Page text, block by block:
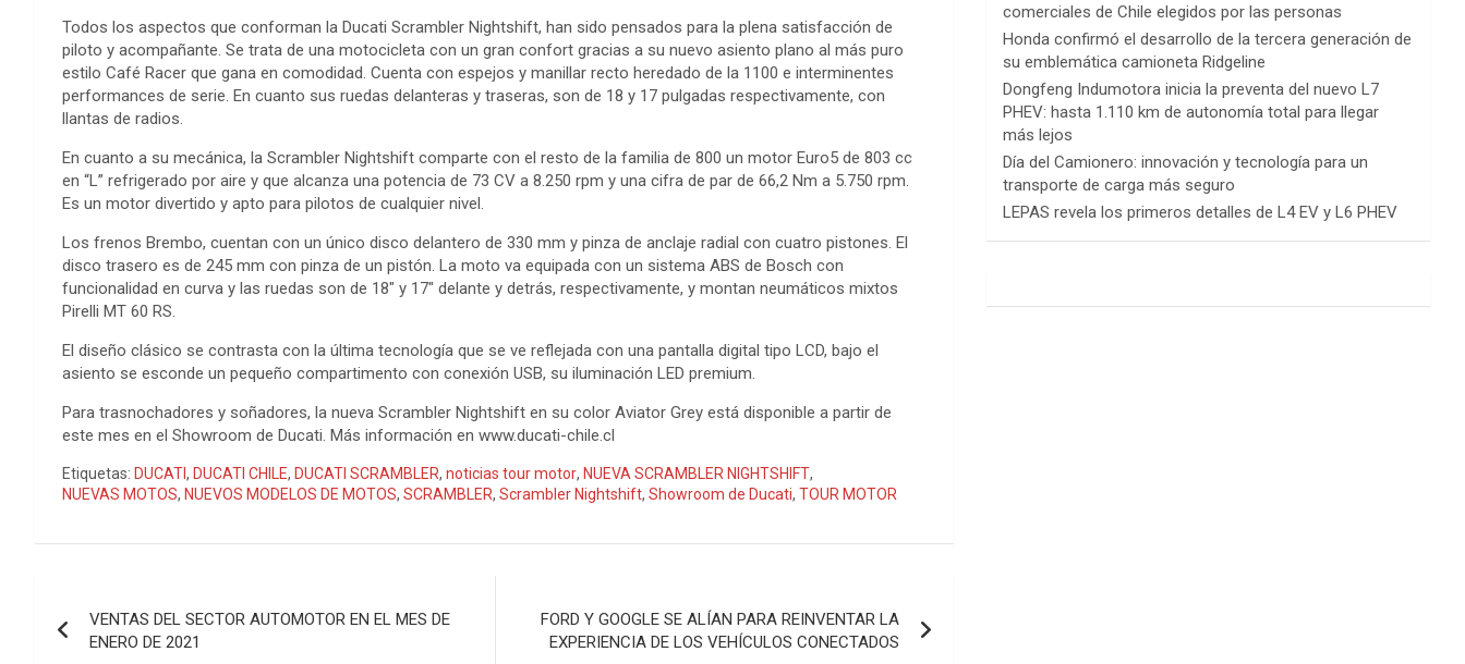
Todos los aspectos que conforman la Ducati Scrambler Nightshift, han sido pensados para la plena satisfacción de
piloto y acompañante. Se trata de una motocicleta con un gran confort gracias a su nuevo asiento plano al más puro
estilo Café Racer que gana en comodidad. Cuenta con espejos y manillar recto heredado de la 1100 e interminentes
performances de serie. En cuanto sus ruedas delanteras y traseras, son de 18 y 17 pulgadas respectivamente, con
llantas de radios.
En cuanto a su mecánica, la Scrambler Nightshift comparte con el resto de la familia de 800 un motor Euro5 de 803 cc
en “L” refrigerado por aire y que alcanza una potencia de 73 CV a 8.250 rpm y una cifra de par de 66,2 Nm a 5.750 rpm.
Es un motor divertido y apto para pilotos de cualquier nivel.
Los frenos Brembo, cuentan con un único disco delantero de 330 mm y pinza de anclaje radial con cuatro pistones. El
disco trasero es de 245 mm con pinza de un pistón. La moto va equipada con un sistema ABS de Bosch con
funcionalidad en curva y las ruedas son de 18″ y 17″ delante y detrás, respectivamente, y montan neumáticos mixtos
Pirelli MT 60 RS.
El diseño clásico se contrasta con la última tecnología que se ve reflejada con una pantalla digital tipo LCD, bajo el
asiento se esconde un pequeño compartimento con conexión USB, su iluminación LED premium.
Para trasnochadores y soñadores, la nueva Scrambler Nightshift en su color Aviator Grey está disponible a partir de
este mes en el Showroom de Ducati. Más información en www.ducati-chile.cl
Etiquetas: DUCATI, DUCATI CHILE, DUCATI SCRAMBLER, noticias tour motor, NUEVA SCRAMBLER NIGHTSHIFT,
NUEVAS MOTOS, NUEVOS MODELOS DE MOTOS, SCRAMBLER, Scrambler Nightshift, Showroom de Ducati, TOUR MOTOR
de
VENTAS DEL SECTOR AUTOMOTOR EN EL MES DE
ENERO DE 2021
FORD Y GOOGLE SE ALÍAN PARA REINVENTAR LA
EXPERIENCIA DE LOS VEHÍCULOS CONECTADOS
comerciales de Chile elegidos por las personas
Honda confirmó el desarrollo de la tercera generación de
su emblemática camioneta Ridgeline
Dongfeng Indumotora inicia la preventa del nuevo L7
PHEV: hasta 1.110 km de autonomía total para llegar
más lejos
Día del Camionero: innovación y tecnología para un
transporte de carga más seguro
LEPAS revela los primeros detalles de L4 EV y L6 PHEV